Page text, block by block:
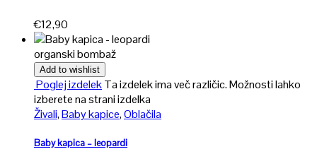
€12,90
organski bombaž
Add to wishlist
Poglej izdelekTa izdelek ima več različic. Možnosti lahko
izberete na strani izdelka
Živali,Baby kapice,Oblačila
Baby kapica – leopardi